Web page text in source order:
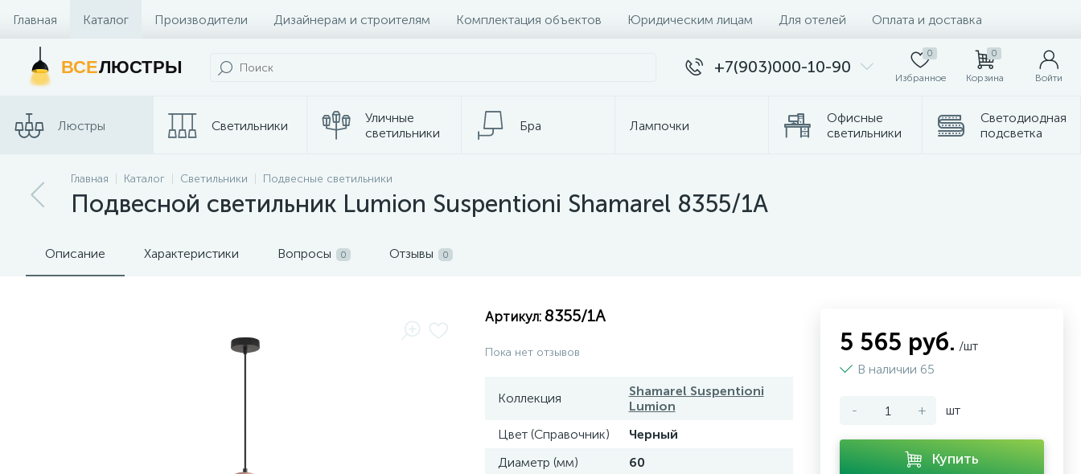
Главная Каталог Производители Дизайнерам и строителям Комплектация объектов Юридическим лицам Для отелей Оплата и доставка
Контакты и Магазины
ВСЕЛЮСТРЫ +7(903)000-10-90
0
Избранное
0
Корзина Войти
Люстры Светильники
Уличные
светильники
Бра Лампочки
Офисные
светильники
Светодиодная
подсветка
Споты
Трековые
Электротовары
Главная Каталог Светильники Подвесные светильники
Подвесной светильник Lumion Suspentioni Shamarel 8355/1A
Описание Характеристики Вопросы 0 Отзывы 0
Артикул: 8355/1A
Пока нет отзывов
Коллекция
Shamarel Suspentioni
Lumion
Цвет (Справочник)
Черный
Диаметр (мм)
60
5 565 руб. /шт
В наличии 65
- + шт
Купить